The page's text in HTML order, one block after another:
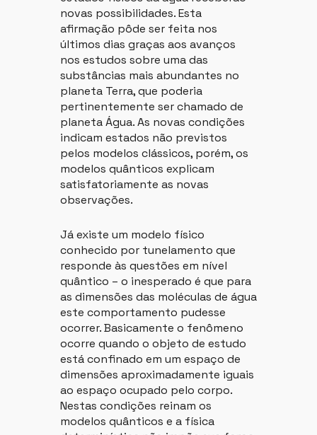
novas possibilidades. Esta
afirmação pôde ser feita nos
últimos dias graças aos avanços
nos estudos sobre uma das
substâncias mais abundantes no
planeta Terra, que poderia
pertinentemente ser chamado de
planeta Água. As novas condições
indicam estados não previstos
pelos modelos clássicos, porém, os
modelos quânticos explicam
satisfatoriamente as novas
observações.
Já existe um modelo físico
conhecido por tunelamento que
responde às questões em nível
quântico – o inesperado é que para
as dimensões das moléculas de água
este comportamento pudesse
ocorrer. Basicamente o fenômeno
ocorre quando o objeto de estudo
está confinado em um espaço de
dimensões aproximadamente iguais
ao espaço ocupado pelo corpo.
Nestas condições reinam os
modelos quânticos e a física